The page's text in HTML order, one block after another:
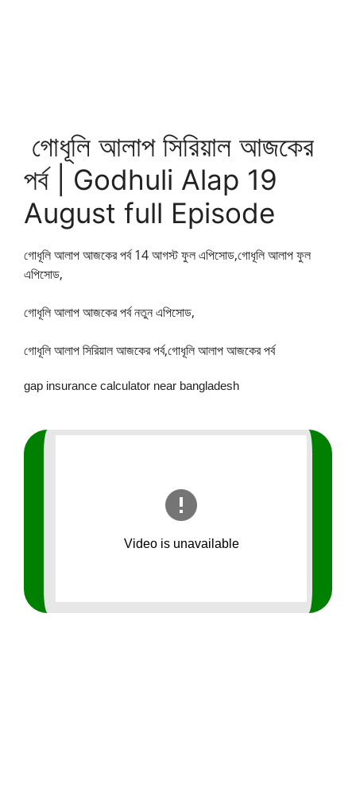
গোধূলি আলাপ সিরিয়াল আজকের
পর্ব | Godhuli Alap 19
August full Episode
গোধূলি আলাপ আজকের পর্ব 14আগস্ট ফুল এপিসোড,গোধূলি আলাপ ফুল
এপিসোড,
গোধূলি আলাপ আজকের পর্ব নতুন এপিসোড,
গোধূলি আলাপ সিরিয়াল আজকের পর্ব,গোধূলি আলাপ আজকের পর্ব
gap insurance calculator near bangladesh